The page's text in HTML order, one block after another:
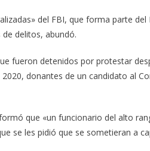
del FBI, que forma parte
delitos, abundó.
fueron detenidos por protestar
donantes de un candidato al
que «un funcionario del alto
se les pidió que se sometieran a